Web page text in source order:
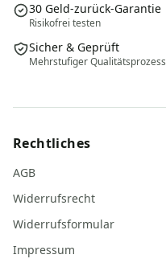
30 Geld-zurück-Garantie
Risikofrei testen
Sicher & Geprüft
Mehrstufiger Qualitätsprozess
Rechtliches
AGB
Widerrufsrecht
Widerrufsformular
Impressum